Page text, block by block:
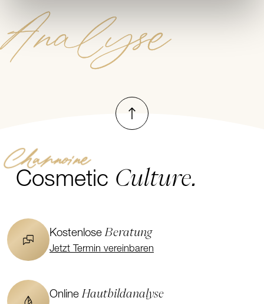
Analyse
Nach oben
Channoine
Cosmetic Culture.
KostenloseBeratung
Jetzt Termin vereinbaren
OnlineHautbildanalyse